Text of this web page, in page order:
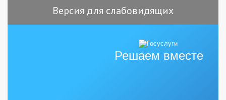
Версия для слабовидящих
Решаем вместе